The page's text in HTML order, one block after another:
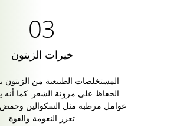
خيرات الزيتون
المستخلصات الطبيعية من
الحفاظ على مرونة الشعر. كما
عوامل مرطبة مثل السكوالين وحمض
تعزز النعومة والقوة